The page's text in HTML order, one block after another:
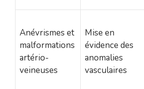
Anévrismes et
malformations
artério-
veineuses
Mise en
évidence des
anomalies
vasculaires